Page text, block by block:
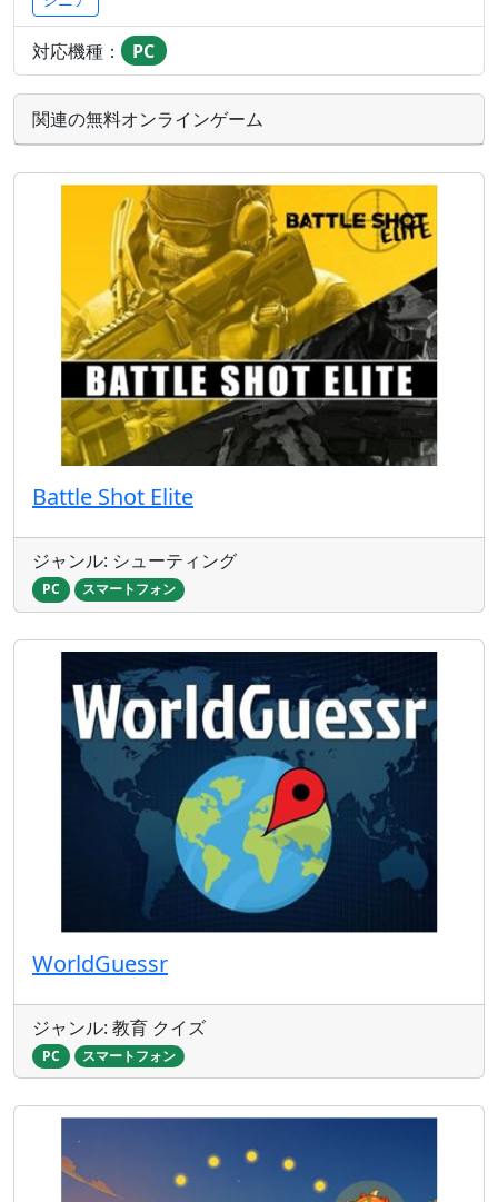
対応機種： PC
関連の無料オンラインゲーム
Battle Shot Elite
ジャンル: シューティング
PC スマートフォン
WorldGuessr
ジャンル: 教育 クイズ
PC スマートフォン